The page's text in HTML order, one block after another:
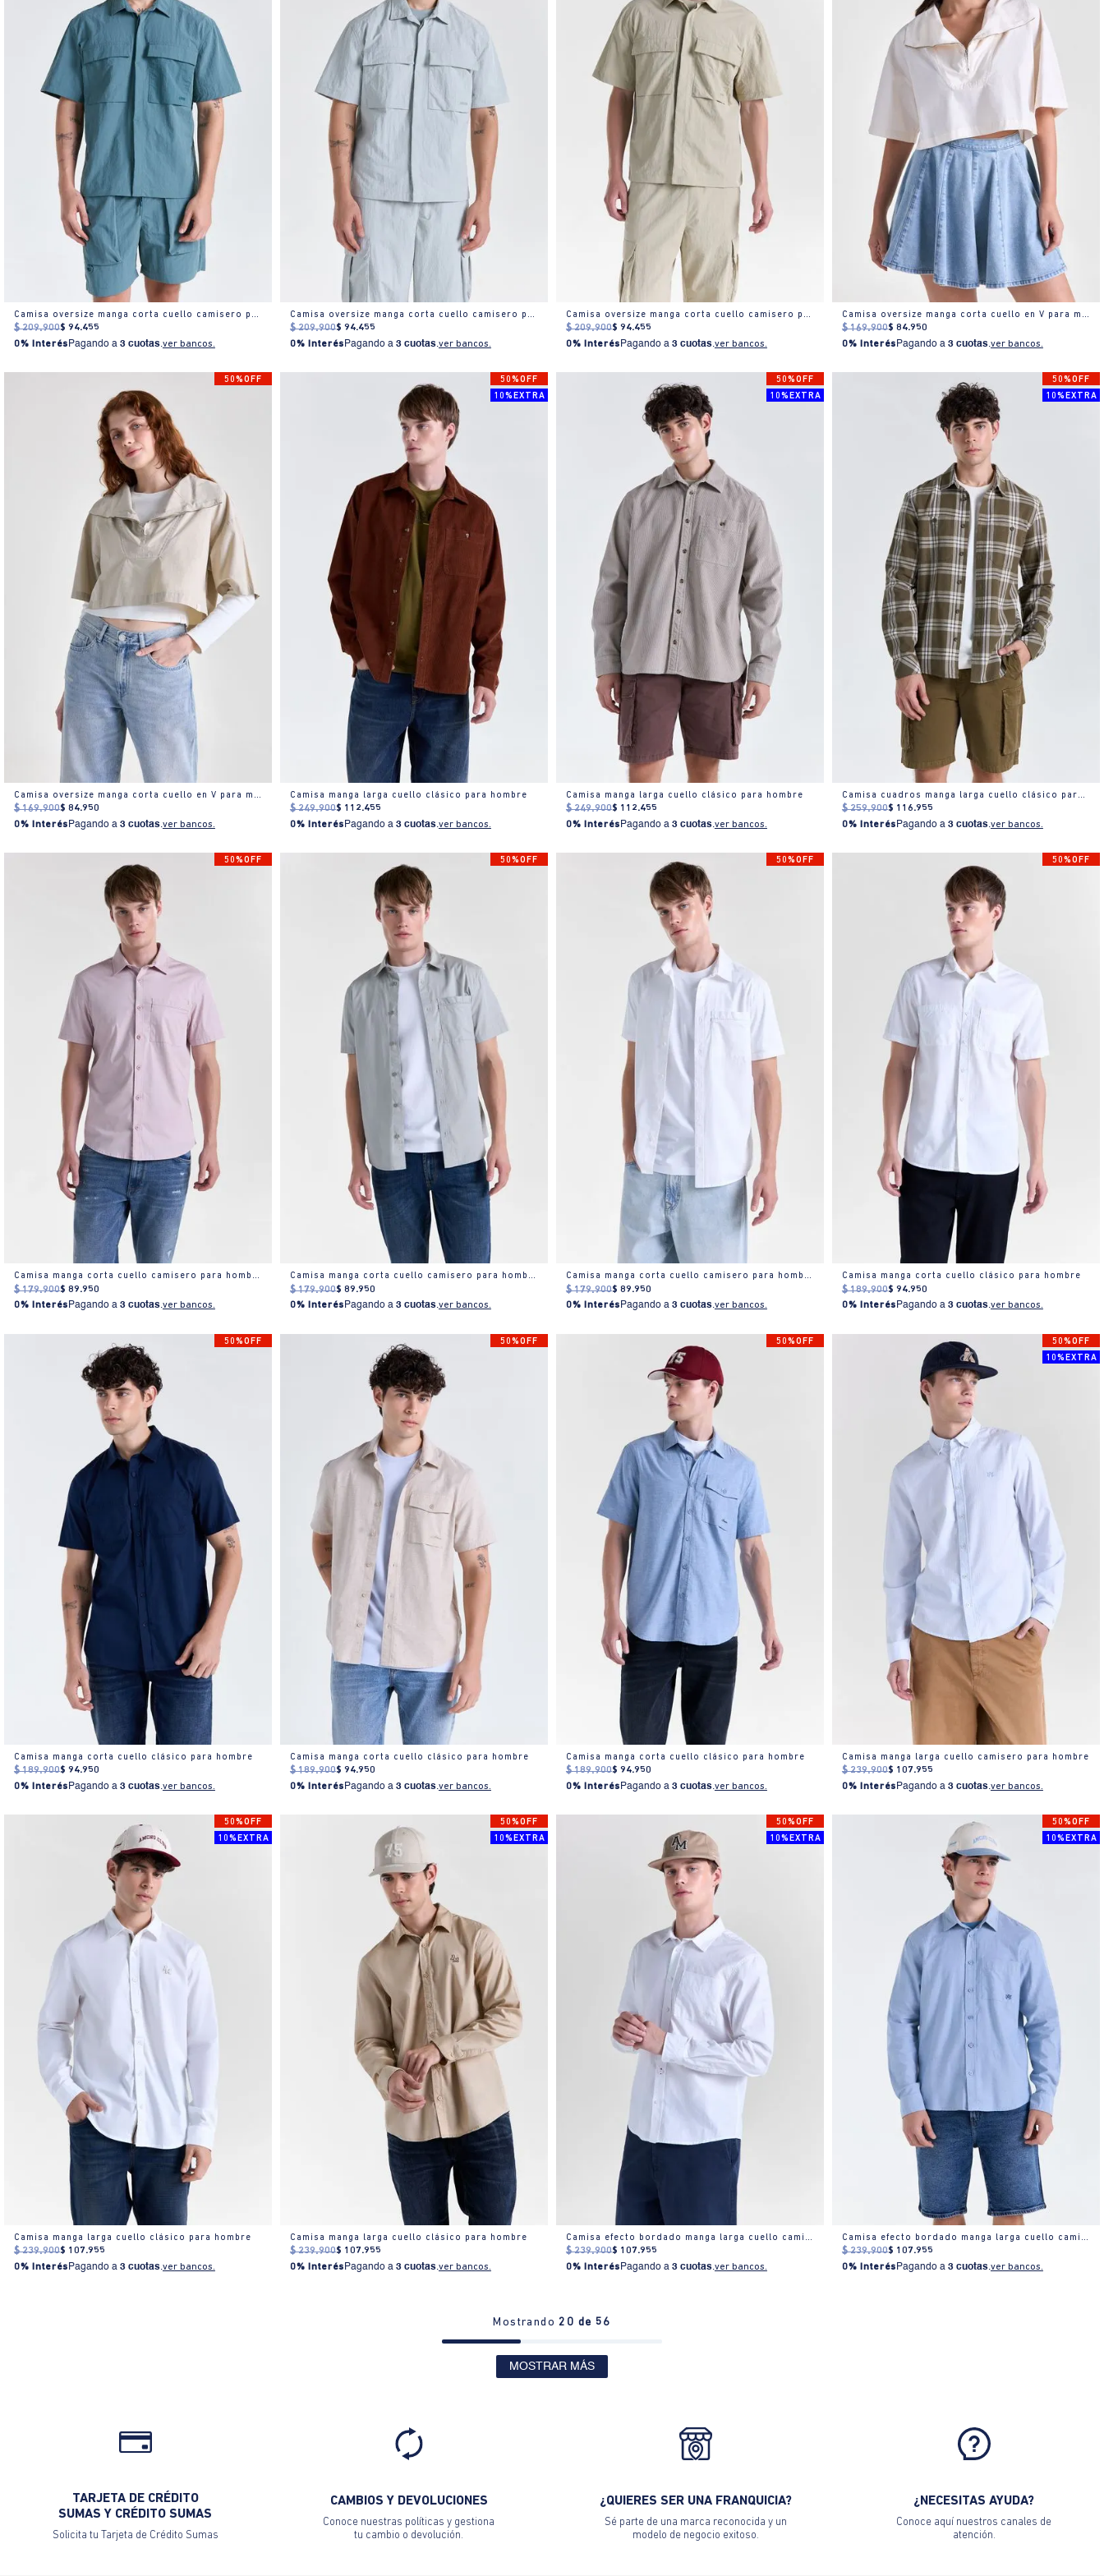
Camisa oversize manga corta cuello camisero para hombre
$ 209.900$ 94.455
0% Interés Pagando a 3 cuotas.ver bancos.
Camisa oversize manga corta cuello camisero para hombre
$ 209.900$ 94.455
0% Interés Pagando a 3 cuotas.ver bancos.
Camisa oversize manga corta cuello camisero para hombre
$ 209.900$ 94.455
0% Interés Pagando a 3 cuotas.ver bancos.
Camisa oversize manga corta cuello en V para mujer
$ 169.900$ 84.950
0% Interés Pagando a 3 cuotas.ver bancos.
50%OFF
Camisa oversize manga corta cuello en V para mujer
$ 169.900$ 84.950
0% Interés Pagando a 3 cuotas.ver bancos.
50%OFF
10%EXTRA
Camisa manga larga cuello clásico para hombre
$ 249.900$ 112.455
0% Interés Pagando a 3 cuotas.ver bancos.
50%OFF
10%EXTRA
Camisa manga larga cuello clásico para hombre
$ 249.900$ 112.455
0% Interés Pagando a 3 cuotas.ver bancos.
50%OFF
10%EXTRA
Camisa cuadros manga larga cuello clásico para hombre
$ 259.900$ 116.955
0% Interés Pagando a 3 cuotas.ver bancos.
50%OFF
Camisa manga corta cuello camisero para hombre
$ 179.900$ 89.950
0% Interés Pagando a 3 cuotas.ver bancos.
50%OFF
Camisa manga corta cuello camisero para hombre
$ 179.900$ 89.950
0% Interés Pagando a 3 cuotas.ver bancos.
50%OFF
Camisa manga corta cuello camisero para hombre
$ 179.900$ 89.950
0% Interés Pagando a 3 cuotas.ver bancos.
50%OFF
Camisa manga corta cuello clásico para hombre
$ 189.900$ 94.950
0% Interés Pagando a 3 cuotas.ver bancos.
50%OFF
Camisa manga corta cuello clásico para hombre
$ 189.900$ 94.950
0% Interés Pagando a 3 cuotas.ver bancos.
50%OFF
Camisa manga corta cuello clásico para hombre
$ 189.900$ 94.950
0% Interés Pagando a 3 cuotas.ver bancos.
50%OFF
Camisa manga corta cuello clásico para hombre
$ 189.900$ 94.950
0% Interés Pagando a 3 cuotas.ver bancos.
50%OFF
10%EXTRA
Camisa manga larga cuello camisero para hombre
$ 239.900$ 107.955
0% Interés Pagando a 3 cuotas.ver bancos.
50%OFF
10%EXTRA
Camisa manga larga cuello clásico para hombre
$ 239.900$ 107.955
0% Interés Pagando a 3 cuotas.ver bancos.
50%OFF
10%EXTRA
Camisa manga larga cuello clásico para hombre
$ 239.900$ 107.955
0% Interés Pagando a 3 cuotas.ver bancos.
50%OFF
10%EXTRA
Camisa efecto bordado manga larga cuello camisero para hombre
$ 239.900$ 107.955
0% Interés Pagando a 3 cuotas.ver bancos.
50%OFF
10%EXTRA
Camisa efecto bordado manga larga cuello camisero para hombre
$ 239.900$ 107.955
0% Interés Pagando a 3 cuotas.ver bancos.
Mostrando20 de 56
MOSTRAR MÁS
TARJETA DE CRÉDITO
SUMAS Y CRÉDITO SUMAS
Solicita tu Tarjeta de Crédito Sumas
CAMBIOS Y DEVOLUCIONES
Conoce nuestras políticas y gestiona
tu cambio o devolución.
¿QUIERES SER UNA FRANQUICIA?
Sé parte de una marca reconocida y un
modelo de negocio exitoso.
¿NECESITAS AYUDA?
Conoce aquí nuestros canales de
atención.